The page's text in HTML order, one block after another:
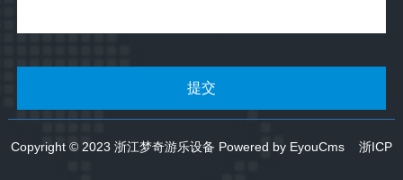
Copyright © 2023 浙江梦奇游乐设备 Powered by EyouCms 浙ICP